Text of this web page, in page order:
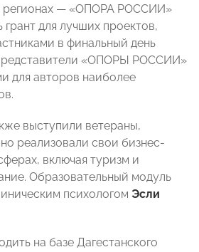
регионах — «ОПОРА РОССИИ»
грант для лучших проектов,
в финальный день
«ОПОРЫ РОССИИ»
для авторов наиболее
выступили ветераны,
реализовали свои бизнес-
включая туризм и
Образовательный модуль
психологом Эсли
на базе Дагестанского